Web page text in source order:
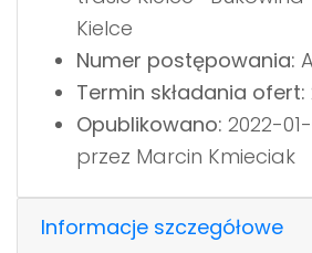
Kielce
Numer postępowania:
Termin składania ofert:
Opublikowano: 2022-
przez Marcin Kmieciak
Informacje szczegółowe